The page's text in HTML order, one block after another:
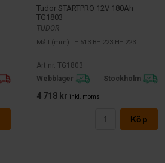
Tudor STARTPRO 12V 180Ah
TG1803
TUDOR
Mått (mm) L= 513 B= 223 H= 223
Art nr. TG1803
Webblager
Stockholm
4 718 kr inkl. moms
Köp